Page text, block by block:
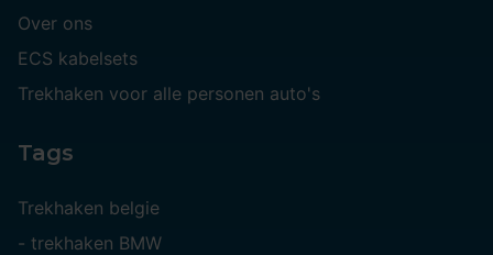
Over ons
ECS kabelsets
Trekhaken voor alle personen auto's
Tags
Trekhaken belgie
- trekhaken BMW